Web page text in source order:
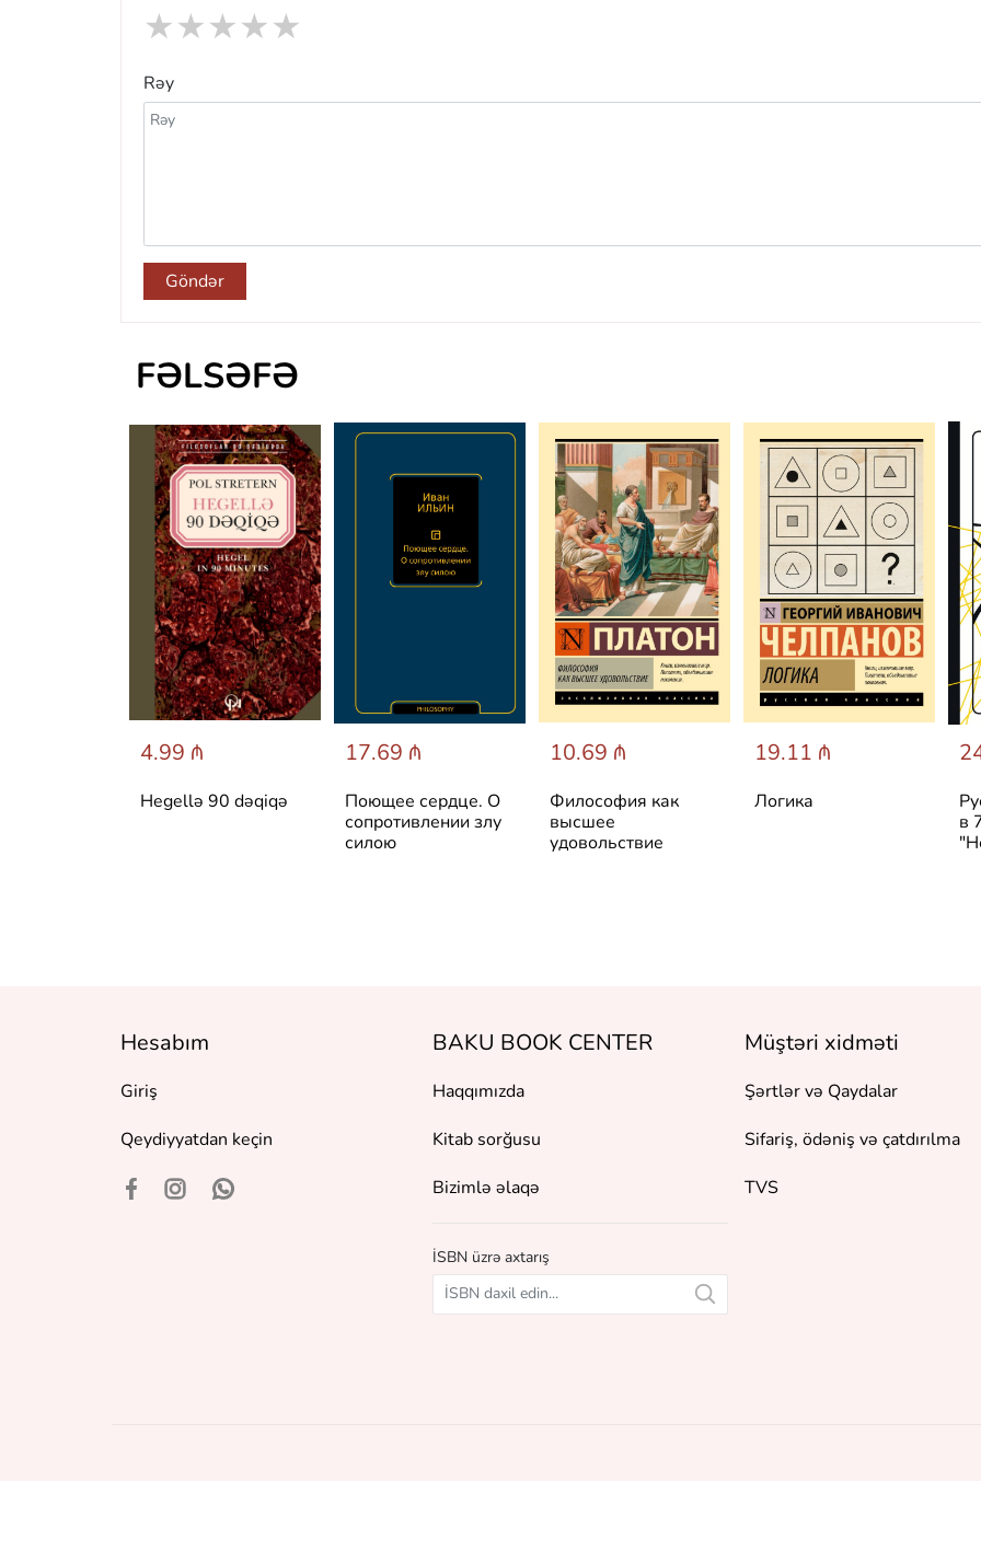
★
★
★
★
★
Rəy
Göndər
FƏLSƏFƏ
4.99 ₼
Hegellə 90 dəqiqə
17.69 ₼
Поющее сердце. О
сопротивлении злу
силою
10.69 ₼
Философия как
высшее
удовольствие
19.11 ₼
Логика
в
Hesabım
Giriş
Qeydiyyatdan keçin
BAKU BOOK CENTER
Haqqımızda
Kitab sorğusu
Bizimlə əlaqə
İSBN üzrə axtarış
Müştəri xidməti
Şərtlər və Qaydalar
Sifariş, ödəniş və çatdırılma
TVS